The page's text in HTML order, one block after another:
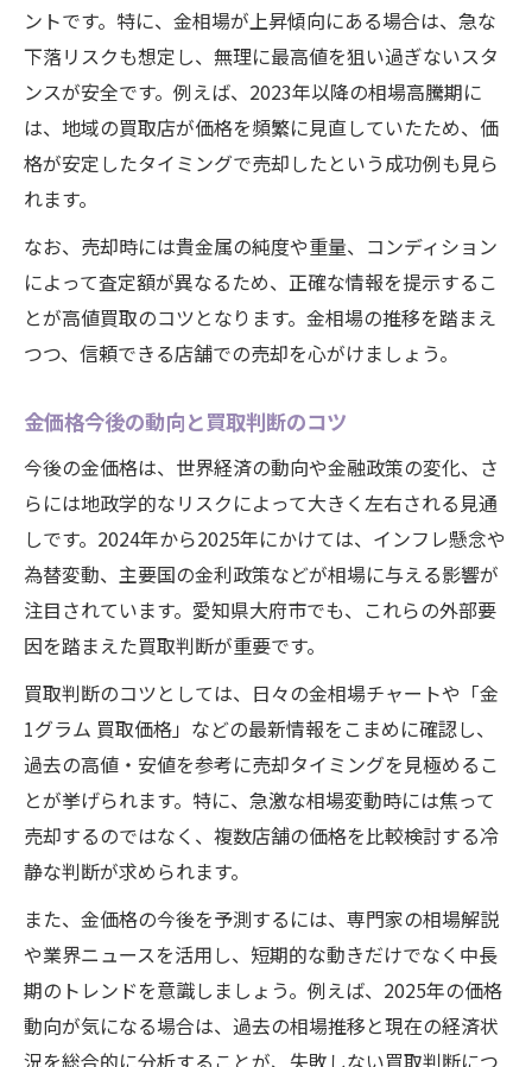
ントです。特に、金相場が上昇傾向にある場合は、急な
下落リスクも想定し、無理に最高値を狙い過ぎないスタ
ンスが安全です。例えば、2023年以降の相場高騰期に
は、地域の買取店が価格を頻繁に見直していたため、価
格が安定したタイミングで売却したという成功例も見ら
れます。
なお、売却時には貴金属の純度や重量、コンディション
によって査定額が異なるため、正確な情報を提示するこ
とが高値買取のコツとなります。金相場の推移を踏まえ
つつ、信頼できる店舗での売却を心がけましょう。
金価格今後の動向と買取判断のコツ
今後の金価格は、世界経済の動向や金融政策の変化、さ
らには地政学的なリスクによって大きく左右される見通
しです。2024年から2025年にかけては、インフレ懸念や
為替変動、主要国の金利政策などが相場に与える影響が
注目されています。愛知県大府市でも、これらの外部要
因を踏まえた買取判断が重要です。
買取判断のコツとしては、日々の金相場チャートや「金
1グラム 買取価格」などの最新情報をこまめに確認し、
過去の高値・安値を参考に売却タイミングを見極めるこ
とが挙げられます。特に、急激な相場変動時には焦って
売却するのではなく、複数店舗の価格を比較検討する冷
静な判断が求められます。
また、金価格の今後を予測するには、専門家の相場解説
や業界ニュースを活用し、短期的な動きだけでなく中長
期のトレンドを意識しましょう。例えば、2025年の価格
動向が気になる場合は、過去の相場推移と現在の経済状
況を総合的に分析することが、失敗しない買取判断につ